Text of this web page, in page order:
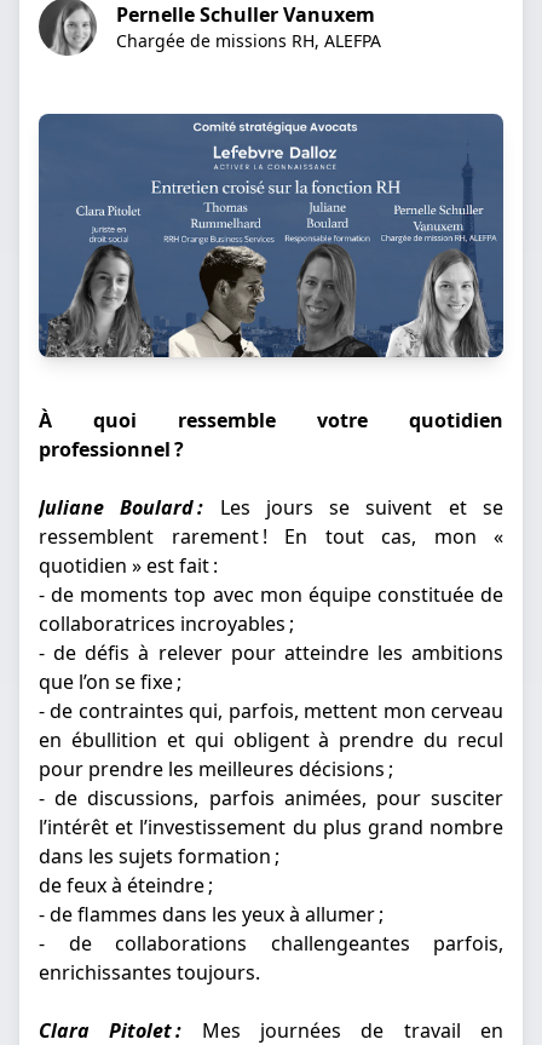
Pernelle Schuller Vanuxem
Chargée de missions RH, ALEFPA
À quoi ressemble votre quotidien
professionnel ?
Juliane Boulard :
Les jours se suivent et se
ressemblent rarement ! En tout cas, mon «
quotidien » est fait :
- de moments top avec mon équipe constituée de
collaboratrices incroyables ;
- de défis à relever pour atteindre les ambitions
que l’on se fixe ;
- de contraintes qui, parfois, mettent mon cerveau
en ébullition et qui obligent à prendre du recul
pour prendre les meilleures décisions ;
- de discussions, parfois animées, pour susciter
l’intérêt et l’investissement du plus grand nombre
dans les sujets formation ;
de feux à éteindre ;
- de flammes dans les yeux à allumer ;
- de collaborations challengeantes parfois,
enrichissantes toujours.
Clara Pitolet : Mes journées de travail en